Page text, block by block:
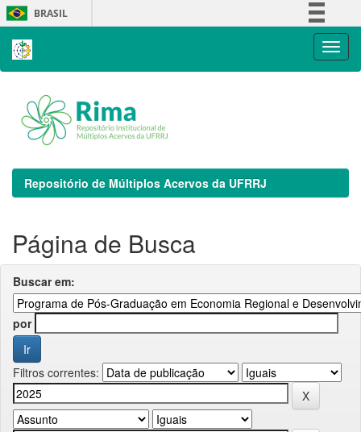
Skip
navigation
BRASIL
Repositório de Múltiplos Acervos da UFRRJ
Página de Busca
Buscar em:
por
Filtros correntes: